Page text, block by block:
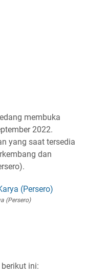
membuka
2022.
yang saat tersedia
dan
(Persero)
ini: